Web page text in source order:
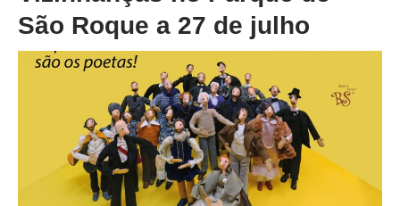
São Roque a 27 de julho